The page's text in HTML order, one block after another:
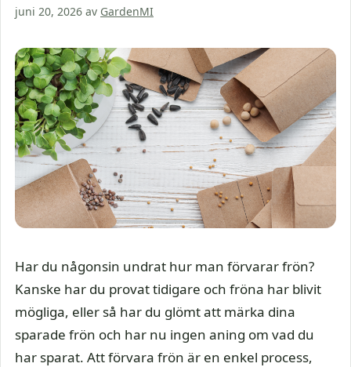
juni 20, 2026 av GardenMI
Har du någonsin undrat hur man förvarar frön?
Kanske har du provat tidigare och fröna har blivit
mögliga, eller så har du glömt att märka dina
sparade frön och har nu ingen aning om vad du
har sparat. Att förvara frön är en enkel process,